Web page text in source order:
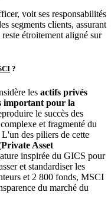
voit ses responsabilités
segments clients, assurant
étroitement aligné sur
?
les actifs privés
important pour la
le succès des
et fragmenté du
des piliers de cette
Asset
inspirée du GICS pour
et standardiser les
et 2 800 fonds, MSCI
du marché du